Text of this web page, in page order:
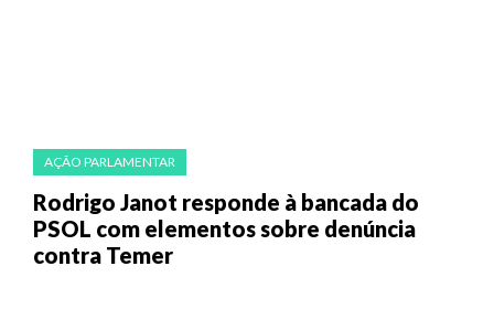
AÇÃO PARLAMENTAR
Rodrigo Janot responde à bancada do
PSOL com elementos sobre denúncia
contra Temer